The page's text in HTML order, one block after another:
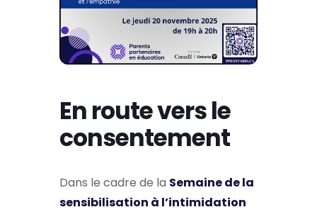
En route vers le
consentement
Dans le cadre de la Semaine de la
sensibilisation à l’intimidation